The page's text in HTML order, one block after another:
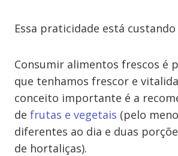
Essa praticidade está custando
Consumir alimentos frescos é
que tenhamos frescor e
conceito importante é a
de frutas e vegetais (pelo
diferentes ao dia e duas
de hortaliças).